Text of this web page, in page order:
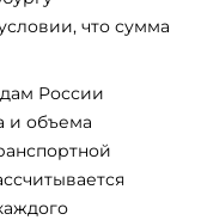
что сумма
России
и объема